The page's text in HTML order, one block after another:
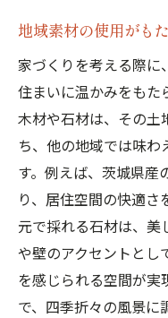
木材の内装と
地元の工法
木材の持つ
木材の断熱
木材と他の
茨城県の自然環
ント
四季折々の
自然光を活
茨城県の風
地域素材の使用がも
家づくりを考える際に
住まいに温かみをもた
木材や石材は、その土
ち、他の地域では味わ
す。例えば、茨城県産
り、居住空間の快適
元で採れる石材は、美
や壁のアクセントとし
を感じられる空間が実
で、四季折々の風景に